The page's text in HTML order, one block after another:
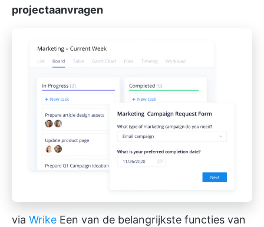
projectaanvragen
via Wrike Een van de belangrijkste functies van